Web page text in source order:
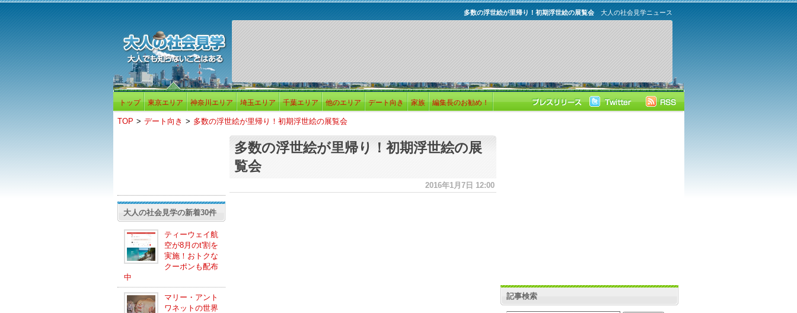
大人の社会見学ニュース
多数の浮世絵が里帰り！初期浮世絵の展覧会
トップ 東京エリア 神奈川エリア 埼玉エリア 千葉エリア 他のエリア デート向き 家族 編集長のお勧め！
TOP > デート向き > 多数の浮世絵が里帰り！初期浮世絵の展覧会
大人の社会見学の新着30件
ティーウェイ航
空が8月のt'割を
実施！おトクな
クーポンも配布
中
マリー・アント
ワネットの世界
多数の浮世絵が里帰り！初期浮世絵の展
覧会
2016年1月7日 12:00
記事検索